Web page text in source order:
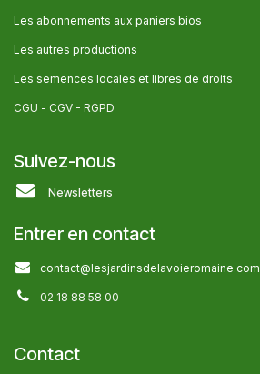
Les abonnem​ents aux paniers bios
Les autres producti​ons
Les semences locales et libres de droits
CGU - CGV - RGPD
Suivez-nous
Newsletters
Entrer en contact
contact@lesjardinsdelavoieromaine.com
02 18 88 58 00
Contact